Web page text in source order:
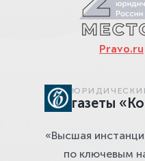
Pravo.ru
газеты
«Высшая
по ключевым